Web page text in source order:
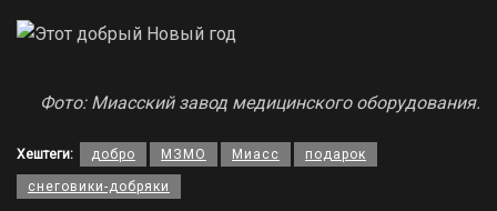
Фото: Миасский завод медицинского оборудования.
Хештеги: добро МЗМО Миасс подарок
снеговики-добряки